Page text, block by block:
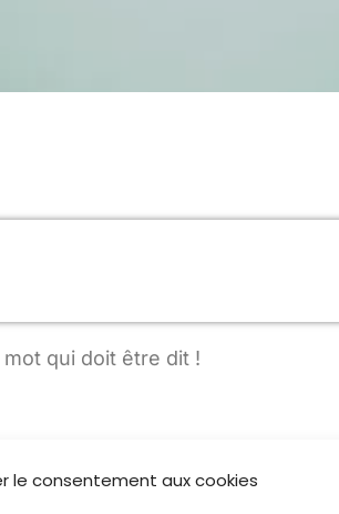
le consentement aux cookies
qui doit être dit !